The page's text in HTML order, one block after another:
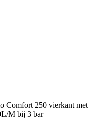
Comfort 250 vierkant met
M bij 3 bar